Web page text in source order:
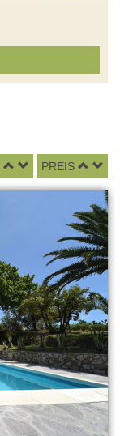
PREIS